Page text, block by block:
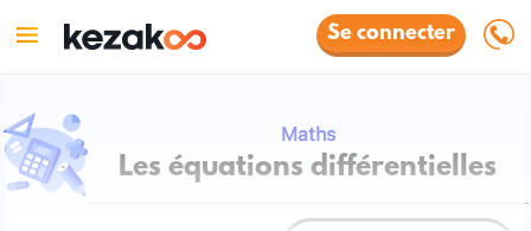
Se connecter
Maths
Les équations différentielles